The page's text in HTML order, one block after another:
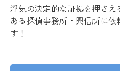
浮気の決定的な証拠を押さ
ある探偵事務所・興信所に
す！